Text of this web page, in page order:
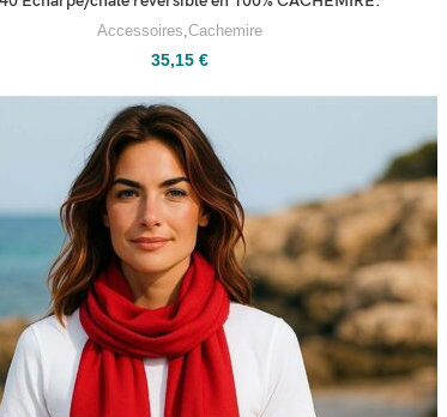
Accessoires,Cachemire
35,15€